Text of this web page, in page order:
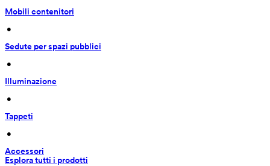
Mobili contenitori
•
Sedute per spazi pubblici
•
Illuminazione
•
Tappeti
•
Accessori
Esplora tutti i prodotti